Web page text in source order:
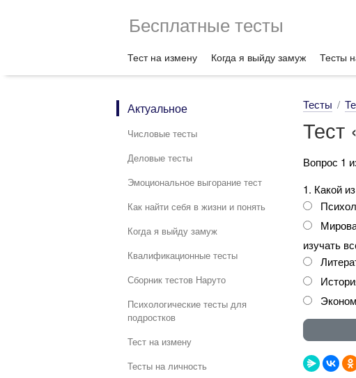
Бесплатные тесты
Тест на измену Когда я выйду замуж Тесты
Актуальное
Числовые тесты
Деловые тесты
Эмоциональное выгорание тест
Как найти себя в жизни и понять
Когда я выйду замуж
Квалификационные тесты
Сборник тестов Наруто
Психологические тесты для
подростков
Тест на измену
Тесты на личность
Тесты
Тест
Вопрос 1
1. Какой
изучать